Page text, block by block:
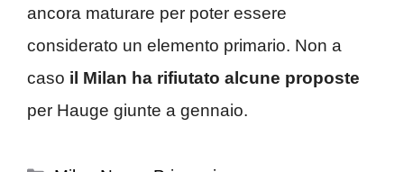
ancora maturare per poter essere
considerato un elemento primario. Non a
caso il Milan ha rifiutato alcune proposte
per Hauge giunte a gennaio.